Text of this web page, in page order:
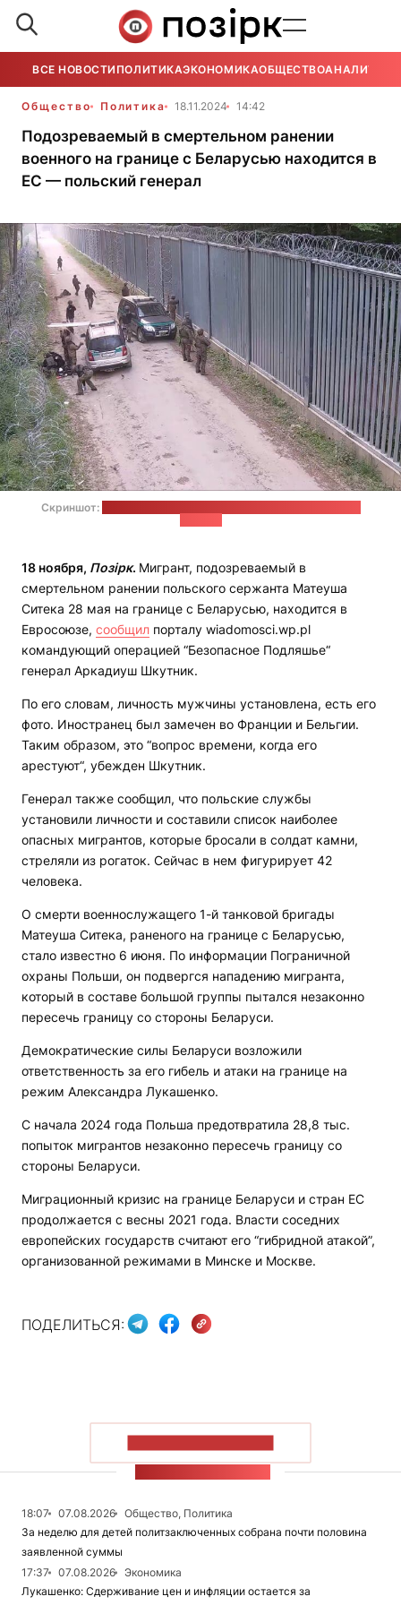
ВСЕ НОВОСТИ ПОЛИТИКАЭКОНОМИКАОБЩЕСТВОАНАЛИТИКА
Общество Политика 18.11.2024 14:42
Подозреваемый в смертельном ранении
военного на границе с Беларусью находится в
ЕС — польский генерал
Скриншот:
18 ноября, Позірк. Мигрант, подозреваемый в
смертельном ранении польского сержанта Матеуша
Ситека 28 мая на границе с Беларусью, находится в
Евросоюзе, сообщил порталу wiadomosci.wp.pl
командующий операцией “Безопасное Подляшье“
генерал Аркадиуш Шкутник.
По его словам, личность мужчины установлена, есть его
фото. Иностранец был замечен во Франции и Бельгии.
Таким образом, это “вопрос времени, когда его
арестуют“, убежден Шкутник.
Генерал также сообщил, что польские службы
установили личности и составили список наиболее
опасных мигрантов, которые бросали в солдат камни,
стреляли из рогаток. Сейчас в нем фигурирует 42
человека.
О смерти военнослужащего 1-й танковой бригады
Матеуша Ситека, раненого на границе с Беларусью,
стало известно 6 июня. По информации Пограничной
охраны Польши, он подвергся нападению мигранта,
который в составе большой группы пытался незаконно
пересечь границу со стороны Беларуси.
Демократические силы Беларуси возложили
ответственность за его гибель и атаки на границе на
режим Александра Лукашенко.
С начала 2024 года Польша предотвратила 28,8 тыс.
попыток мигрантов незаконно пересечь границу со
стороны Беларуси.
Миграционный кризис на границе Беларуси и стран ЕС
продолжается с весны 2021 года. Власти соседних
европейских государств считают его “гибридной атакой”,
организованной режимами в Минске и Москве.
ПОДЕЛИТЬСЯ:
18:07 07.08.2026
Общество, Политика
За неделю для детей политзаключенных собрана почти половина
заявленной суммы
17:37
07.08.2026
Экономика
Лукашенко: Сдерживание цен и инфляции остается за